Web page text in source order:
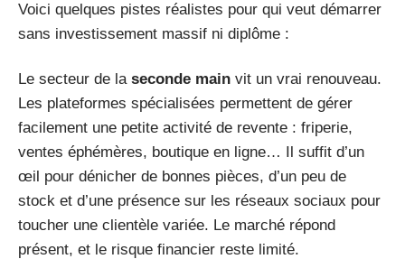
Voici quelques pistes réalistes pour qui veut démarrer
sans investissement massif ni diplôme :
Le secteur de la seconde main vit un vrai renouveau.
Les plateformes spécialisées permettent de gérer
facilement une petite activité de revente : friperie,
ventes éphémères, boutique en ligne… Il suffit d’un
œil pour dénicher de bonnes pièces, d’un peu de
stock et d’une présence sur les réseaux sociaux pour
toucher une clientèle variée. Le marché répond
présent, et le risque financier reste limité.